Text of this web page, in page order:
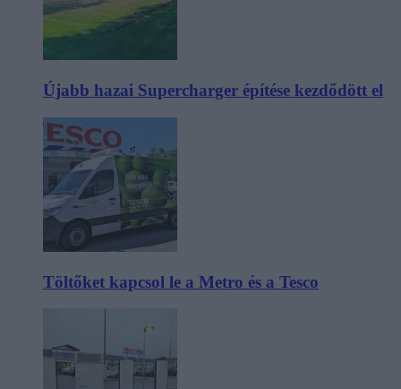
Újabb hazai Supercharger építése kezdődött el
Töltőket kapcsol le a Metro és a Tesco